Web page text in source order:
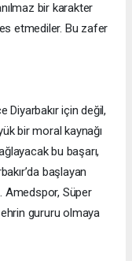
bir karakter
etmediler. Bu zafer
Diyarbakır için değil,
bir moral kaynağı
bu başarı,
başlayan
Amedspor, Süper
gururu olmaya